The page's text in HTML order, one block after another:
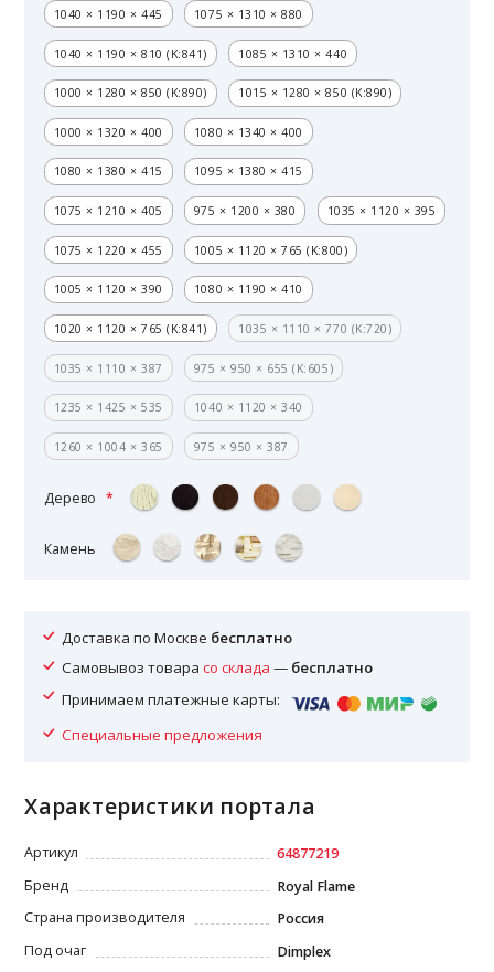
1040 × 1190 × 445 1075 × 1310 × 880
1040 × 1190 × 810 (K:841) 1085 × 1310 × 440
1000 × 1280 × 850 (K:890) 1015 × 1280 × 850 (K:890)
1000 × 1320 × 400 1080 × 1340 × 400
1080 × 1380 × 415 1095 × 1380 × 415
1075 × 1210 × 405 975 × 1200 × 380 1035 × 1120 × 395
1075 × 1220 × 455 1005 × 1120 × 765 (K:800)
1005 × 1120 × 390 1080 × 1190 × 410
1020 × 1120 × 765 (K:841) 1035 × 1110 × 770 (K:720)
1035 × 1110 × 387 975 × 950 × 655 (K:605)
1235 × 1425 × 535 1040 × 1120 × 340
1260 × 1004 × 365 975 × 950 × 387
Дерево
Камень
Доставка по Москве бесплатно
Самовывоз товарасо склада — бесплатно
Принимаем платежные карты:
Специальные предложения
Характеристики портала
Артикул
64877219
Бренд
Royal Flame
Страна производителя
Россия
Под очаг
Dimplex